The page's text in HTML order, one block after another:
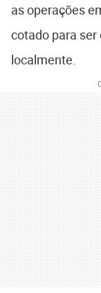
as operações
cotado para
localmente.